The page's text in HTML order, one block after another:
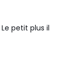
petit plus il